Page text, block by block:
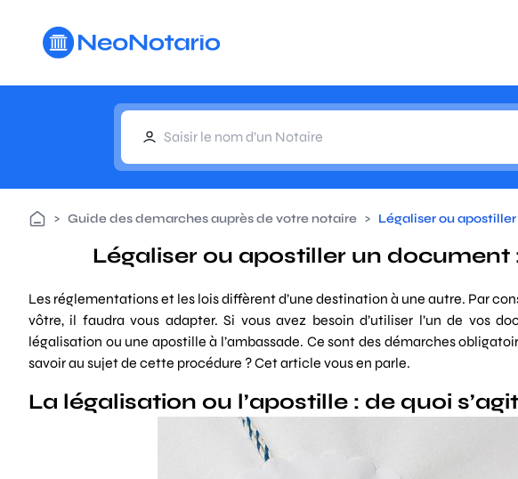
> Guide des demarches auprès de votre notaire > Légaliser ou
Légaliser ou apostiller un
Les réglementations et les lois diffèrent d’une destination à une autre. Par
vôtre, il faudra vous adapter. Si vous avez besoin d’utiliser l’un de vos
légalisation ou une apostille à l’ambassade. Ce sont des démarches
savoir au sujet de cette procédure ? Cet article vous en parle.
La légalisation ou l’apostille : de quoi